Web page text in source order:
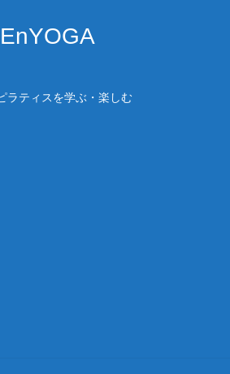
EnYOGA
ラティスを学ぶ・楽しむ